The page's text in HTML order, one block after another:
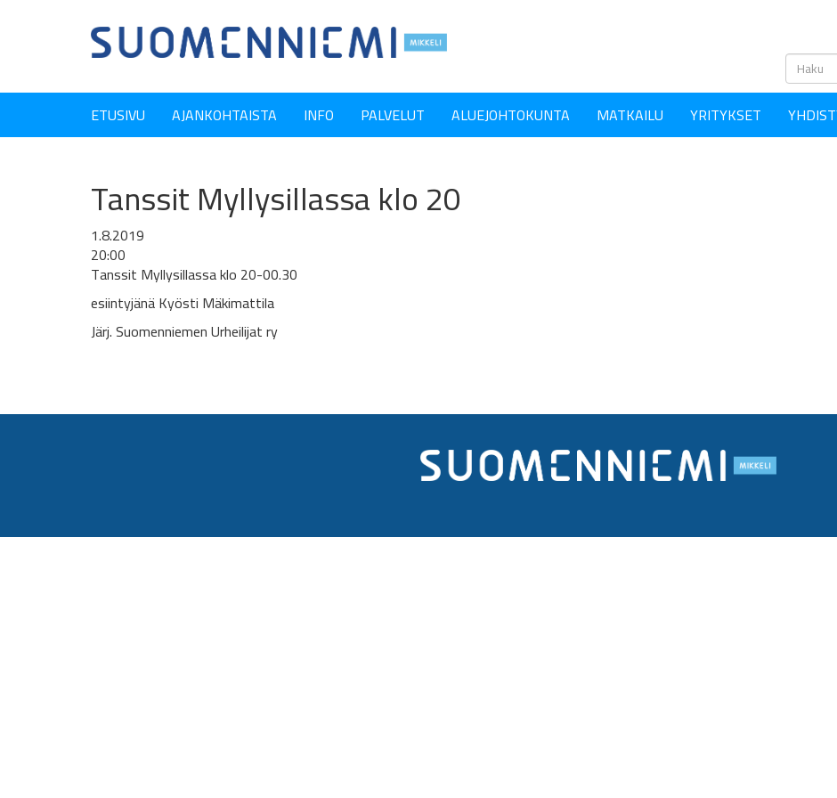
ETUSIVU AJANKOHTAISTA INFO PALVELUT ALUEJOHTOKUNTA MATKAILU YRITYKSET
Tanssit Myllysillassa klo 20
1.8.2019
20:00
Tanssit Myllysillassa klo 20-00.30
esiintyjänä Kyösti Mäkimattila
Järj. Suomenniemen Urheilijat ry